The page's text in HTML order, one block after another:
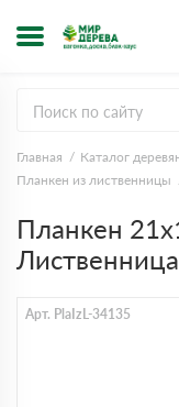
Главная Каталог
Планкен из лиственницы
Планкен
Лиственница
Арт. PlaIzL-34135